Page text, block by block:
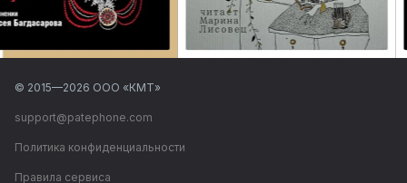
© 2015—2026 ООО «КМТ»
support@patephone.com
Политика конфиденциальности
Правила сервиса